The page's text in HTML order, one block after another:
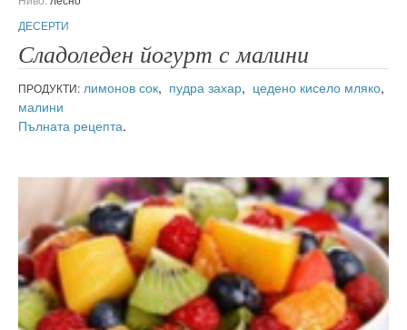
ДЕСЕРТИ
Сладоледен йогурт с малини
ПРОДУКТИ: лимонов сок, пудра захар, цедено кисело мляко,
малини
Пълната рецепта.